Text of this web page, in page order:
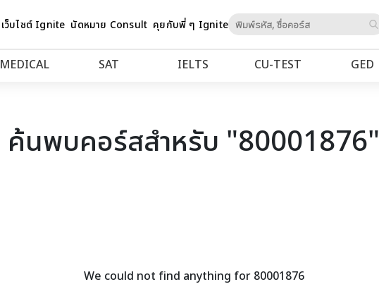
เว็บไซต์ Ignite นัดหมาย Consult คุยกับพี่ ๆ Igniteto
MEDICAL SAT IELTS CU‑TEST GED
ค้นพบคอร์สสำหรับ "80001876"
We could not find anything for 80001876